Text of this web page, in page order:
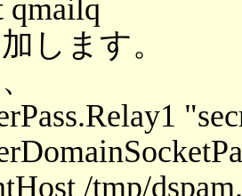
qmailq
します。
/tmp/